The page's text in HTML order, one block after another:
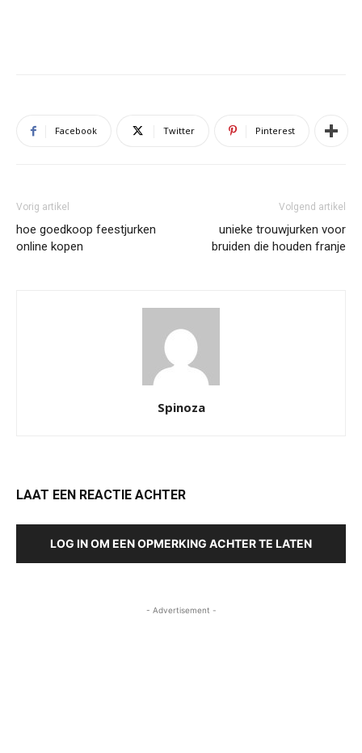
Facebook Twitter Pinterest
Vorig artikel
hoe goedkoop feestjurken
online kopen
Volgend artikel
unieke trouwjurken voor
bruiden die houden franje
Spinoza
LAAT EEN REACTIE ACHTER
LOG IN OM EEN OPMERKING ACHTER TE LATEN
- Advertisement -